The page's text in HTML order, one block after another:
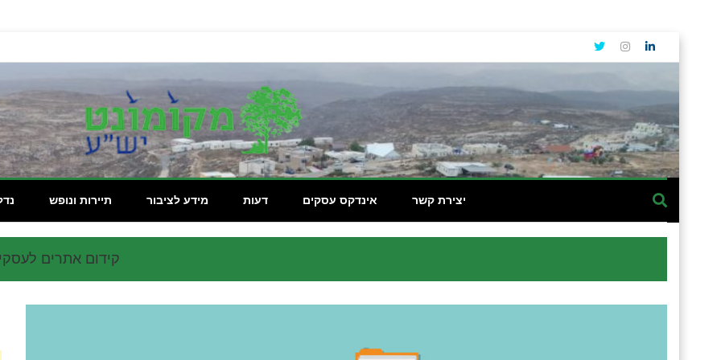
תיירות ונופש מידע לציבור דעות אינדקס עסקים יצירת קשר
קידום אתרים